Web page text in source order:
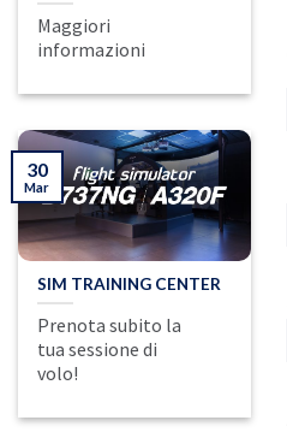
Maggiori
informazioni
SIM TRAINING CENTER
Prenota subito la
tua sessione di
volo!
30
Mar